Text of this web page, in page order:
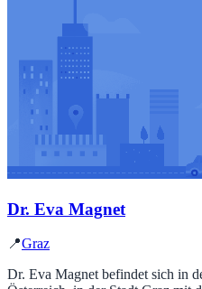
Dr. Eva Magnet
📍Graz
Dr. Eva Magnet befindet sich in